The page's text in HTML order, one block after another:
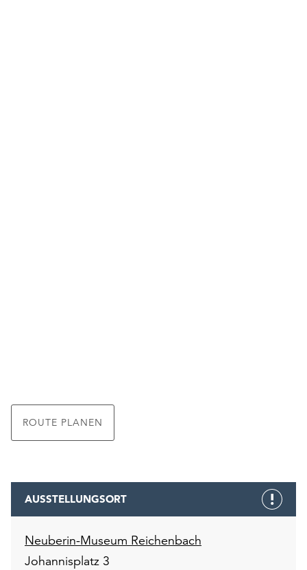
ROUTE PLANEN
AUSSTELLUNGSORT
Neuberin-Museum Reichenbach
Johannisplatz 3